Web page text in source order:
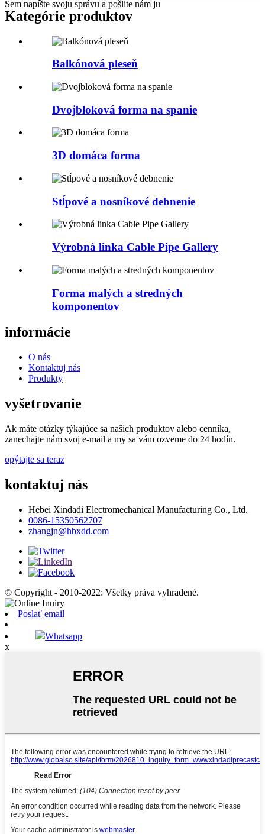
Sem napíšte svoju správu a pošlite nám ju
Kategórie produktov
Balkónová pleseň
Dvojbloková forma na spanie
3D domáca forma
Stĺpové a nosníkové debnenie
Výrobná linka Cable Pipe Gallery
Forma malých a stredných
komponentov
informácie
O nás
Kontaktuj nás
Produkty
vyšetrovanie
Ak máte otázky týkajúce sa našich produktov alebo cenníka,
zanechajte nám svoj e-mail a my sa vám ozveme do 24 hodín.
opýtajte sa teraz
kontaktuj nás
Hebei Xindadi Electromechanical Manufacturing Co., Ltd.
0086-15350562707
zhangjn@hbxdd.com
© Copyright - 2010-2022: Všetky práva vyhradené.
Poslať email
Whatsapp
x